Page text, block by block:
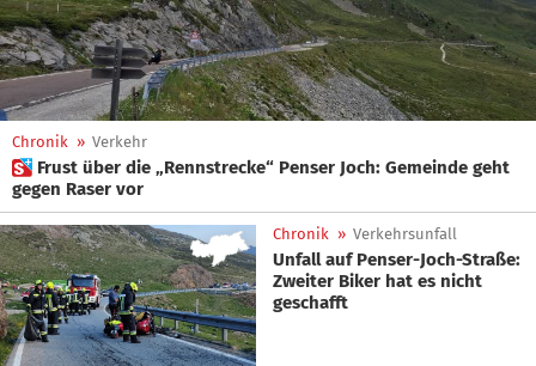
Chronik » Verkehr
 Frust über die „Rennstrecke“ Penser Joch: Gemeinde geht
gegen Raser vor
Chronik » Verkehrsunfall
Unfall auf Penser-Joch-Straße:
Zweiter Biker hat es nicht
geschafft